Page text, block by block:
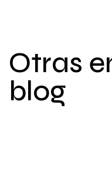
Otras
blog